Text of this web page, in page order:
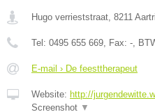
Hugo verrieststraat 8211
Tel: 0495 655 669 , Fax: - ,
E-mail › De feesttherapeut
Website: http://
Screenshot ▼